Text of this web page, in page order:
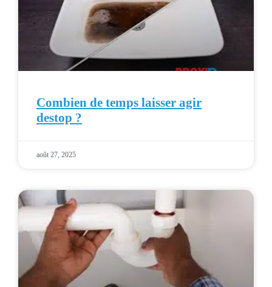
Combien de temps laisser agir
destop ?
août 27, 2025